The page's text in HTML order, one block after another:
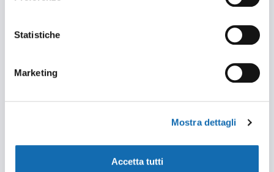
Statistiche
Marketing
Mostra dettagli
Accetta tutti